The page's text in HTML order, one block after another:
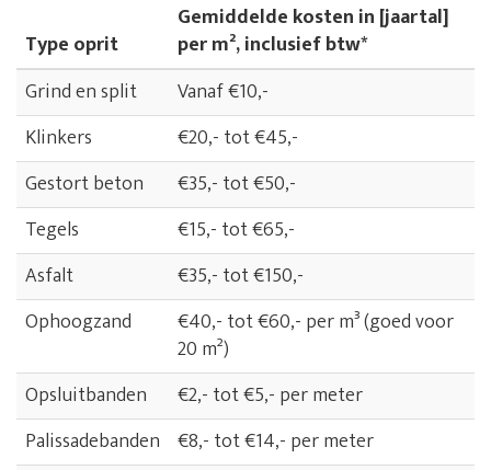
Type oprit
Gemiddelde kosten in [jaartal]
per m², inclusief btw*
Grind en split
Vanaf €10,-
Klinkers
€20,- tot €45,-
Gestort beton
€35,- tot €50,-
Tegels
€15,- tot €65,-
Asfalt
€35,- tot €150,-
Ophoogzand
€40,- tot €60,- per m³ (goed voor
20 m²)
Opsluitbanden
€2,- tot €5,- per meter
Palissadebanden €8,- tot €14,- per meter